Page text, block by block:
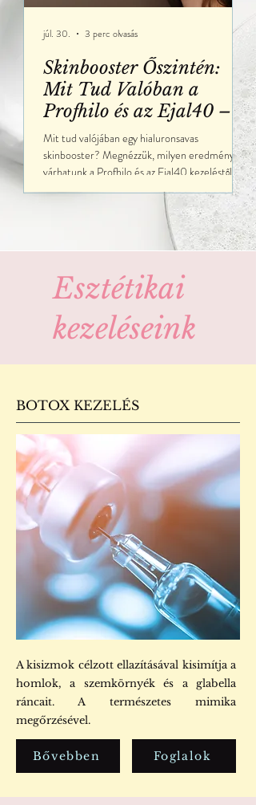
Skinbooster Őszintén:
Mit Tud Valóban a
Profhilo és az Ejal40 – és
Mit Nem?
Mit tud valójában egy hialuronsavas
skinbooster? Megnézzük, milyen eredményt
várhatunk a Profhilo és az Ejal40 kezeléstől –
és mely népszerű ígéreteket érdemes
júl. 30. 3 perc olvasás
Esztétikai
kezeléseink
BOTOX KEZELÉS
A kisizmok célzott ellazításával kisimítja a
homlok, a szemkörnyék és a glabella
ráncait. A természetes mimika
megőrzésével.
Bővebben Foglalok